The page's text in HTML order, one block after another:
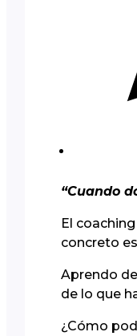
“Cuando
El
concreto
Aprendo
de lo que
¿Cómo